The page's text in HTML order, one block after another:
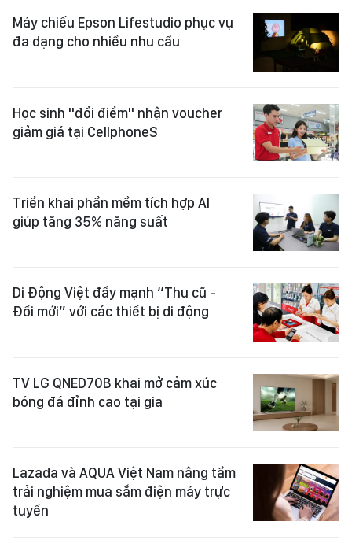
Máy chiếu Epson Lifestudio phục vụ
đa dạng cho nhiều nhu cầu
Học sinh "đổi điểm" nhận voucher
giảm giá tại CellphoneS
Triển khai phần mềm tích hợp AI
giúp tăng 35% năng suất
Di Động Việt đẩy mạnh “Thu cũ -
Đổi mới” với các thiết bị di động
TV LG QNED70B khai mở cảm xúc
bóng đá đỉnh cao tại gia
Lazada và AQUA Việt Nam nâng tầm
trải nghiệm mua sắm điện máy trực
tuyến